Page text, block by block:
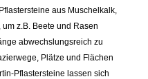
aus Muschelkalk,
z.B. Beete und Rasen
abwechslungsreich zu
Plätze und Flächen
Pflastersteine lassen sich